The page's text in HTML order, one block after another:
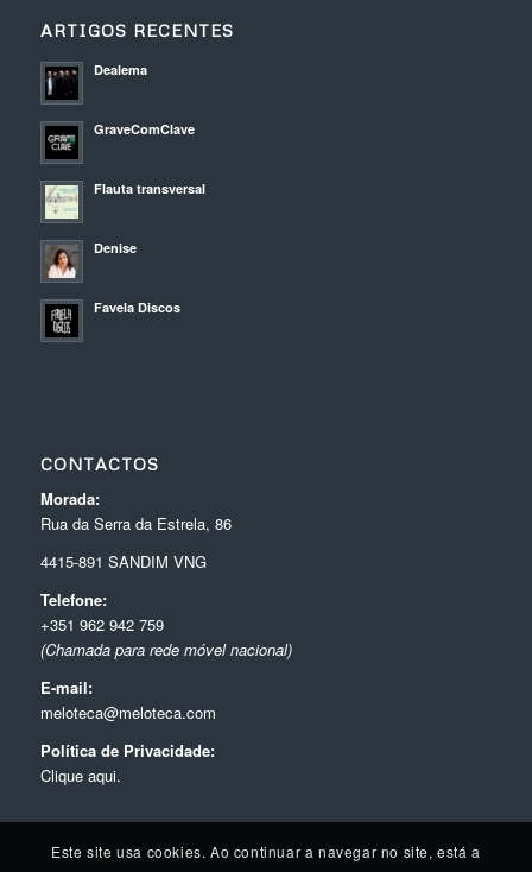
ARTIGOS RECENTES
Dealema
GraveComClave
Flauta transversal
Denise
Favela Discos
CONTACTOS
Morada:
Rua da Serra da Estrela, 86
4415-891 SANDIM VNG
Telefone:
+351 962 942 759
(Chamada para rede móvel nacional)
E-mail:
meloteca@meloteca.com
Política de Privacidade:
Clique aqui.
Este site usa cookies. Ao continuar a navegar no site, está a